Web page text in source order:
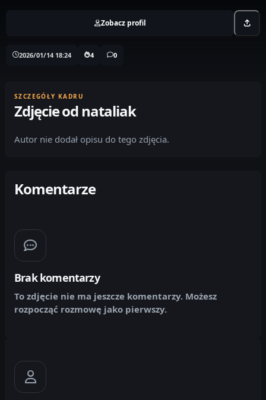
Zobacz profil
2026/01/14 18:24 4 0
SZCZEGÓŁY KADRU
Zdjęcie od nataliak
Autor nie dodał opisu do tego zdjęcia.
Komentarze
Brak komentarzy
To zdjęcie nie ma jeszcze komentarzy. Możesz
rozpocząć rozmowę jako pierwszy.